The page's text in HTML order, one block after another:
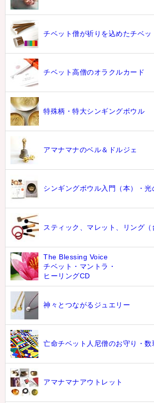
チベット僧が祈りを込めたチベ
チベット高僧のオラクルカード
特殊柄・特大シンギングボウル
アマナマナのベル＆ドルジェ
シンギングボウル入門（本）・光
スティック、マレット、リング（
The Blessing Voice
チベット・マントラ・
ヒーリングCD
神々とつながるジュエリー
亡命チベット人尼僧のお守り・数
アマナマナアウトレット